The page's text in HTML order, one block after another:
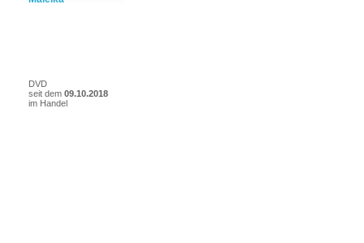
DVD
seit dem 09.10.2018
im Handel